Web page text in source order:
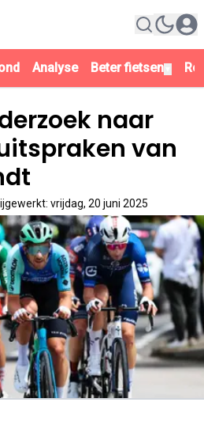
Analyse Beter fietsen
naar
van
: vrijdag, 20 juni 2025